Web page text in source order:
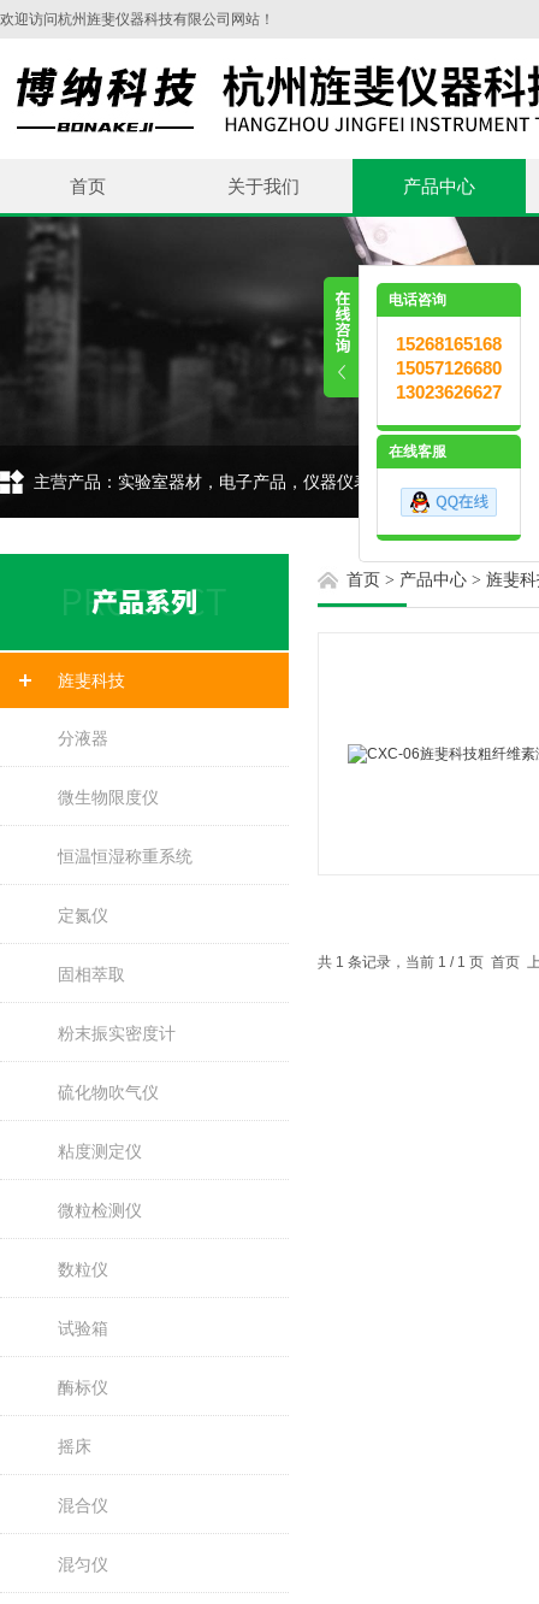
欢迎访问杭州旌斐仪器科技有限公司网站！
首页 关于我们 产品中心
主营产品：实验室器材，电子产品，仪器仪表，环保设备，五金交
旌斐科技
分液器
微生物限度仪
恒温恒湿称重系统
定氮仪
固相萃取
粉末振实密度计
硫化物吹气仪
粘度测定仪
微粒检测仪
数粒仪
试验箱
酶标仪
摇床
混合仪
混匀仪
首页 > 产品中心 > 旌斐
共 1 条记录，当前 1 / 1 页 首页
电话咨询
15268165168
15057126680
13023626627
在线客服